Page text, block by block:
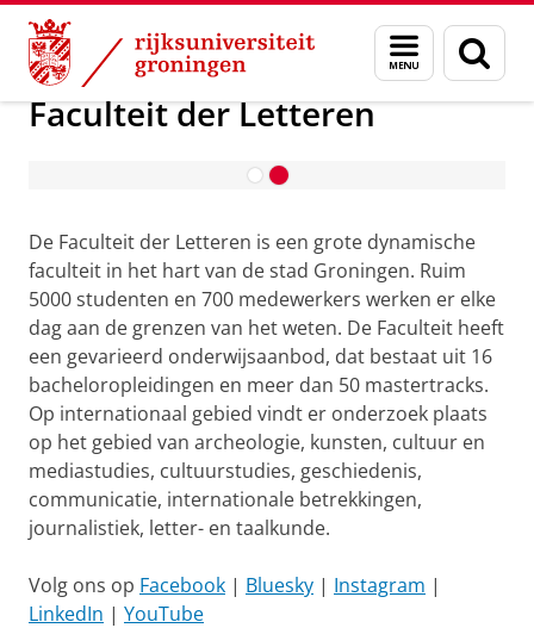
Skip
Content
Skip
Navigation
Menu
en
zoeken
Over ons Faculteit der Letteren
Faculteit der Letteren
De Terpenhond krijgt een snuit
De Faculteit der Letteren is een grote dynamische
faculteit in het hart van de stad Groningen. Ruim
5000 studenten en 700 medewerkers werken er elke
dag aan de grenzen van het weten. De Faculteit heeft
een gevarieerd onderwijsaanbod, dat bestaat uit 16
bacheloropleidingen en meer dan 50 mastertracks.
Op internationaal gebied vindt er onderzoek plaats
op het gebied van archeologie, kunsten, cultuur en
mediastudies, cultuurstudies, geschiedenis,
communicatie, internationale betrekkingen,
journalistiek, letter- en taalkunde.
Volg ons op Facebook | Bluesky | Instagram |
LinkedIn | YouTube